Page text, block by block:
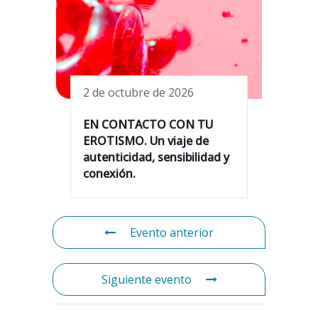
2 de octubre de 2026
EN CONTACTO CON TU
EROTISMO. Un viaje de
autenticidad, sensibilidad y
conexión.
Evento anterior
Siguiente evento